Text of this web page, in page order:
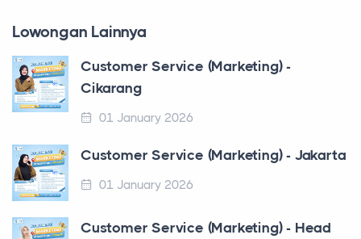
Lowongan Lainnya
Customer Service (Marketing) -
Cikarang
01 January 2026
Customer Service (Marketing) - Jakarta
01 January 2026
Customer Service (Marketing) - Head